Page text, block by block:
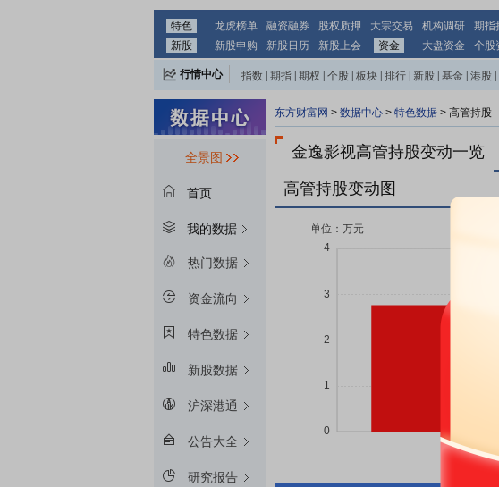
特色 龙虎榜单 融资融券 股权质押 大宗交易 机构调研 期指
新股
新股申购 新股日历 新股上会 资金 大盘资金 个股
行情中心 指数 期指 期权 个股 板块 排行 新股 基金 港股
全景图
首页
我的数据
热门数据
资金流向
特色数据
新股数据
沪深港通
公告大全
研究报告
东方财富网 > 数据中心 > 特色数据 > 高管持股
金逸影视高管持股变动一览
高管持股变动图